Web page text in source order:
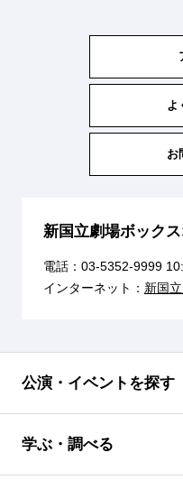
よ
お
新国立劇場ボック
電話： 03-5352-9999
インターネット： 新国
公演・イベントを探す
学ぶ・調べる